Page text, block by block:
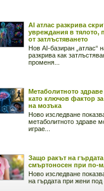
AI атлас разкрива
увреждания в тялото,
от затлъстяването
Нов AI-базиран „атлас“
разкрива как
променя...
Метаболитното здраве
като ключов фактор
на мозъка
Ново изследване
метаболитното здраве
играе...
Защо ракът на
смъртоносен при по-
Ново изследване
на гърдата при жени под